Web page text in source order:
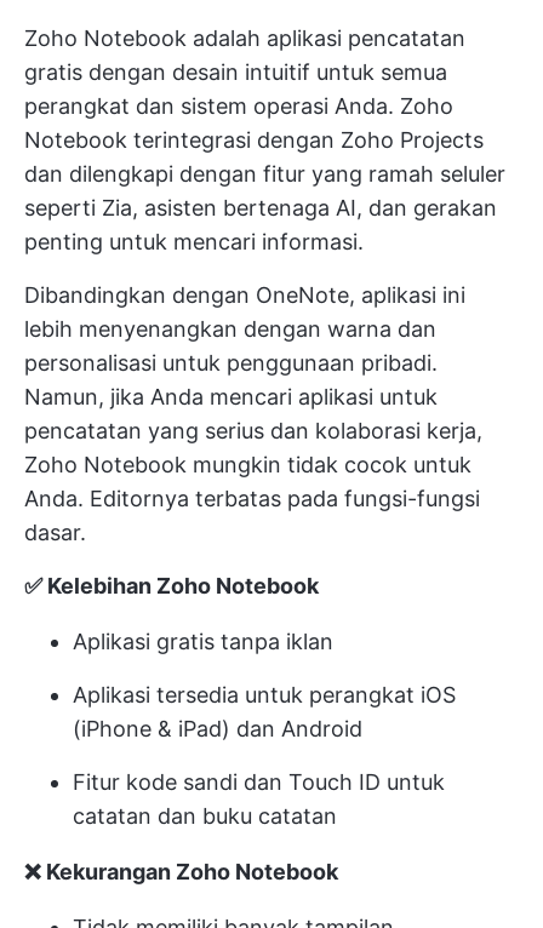
Zoho Notebook adalah aplikasi pencatatan
gratis dengan desain intuitif untuk semua
perangkat dan sistem operasi Anda. Zoho
Notebook terintegrasi dengan Zoho Projects
dan dilengkapi dengan fitur yang ramah seluler
seperti Zia, asisten bertenaga AI, dan gerakan
penting untuk mencari informasi.
Dibandingkan dengan OneNote, aplikasi ini
lebih menyenangkan dengan warna dan
personalisasi untuk penggunaan pribadi.
Namun, jika Anda mencari aplikasi untuk
pencatatan yang serius dan kolaborasi kerja,
Zoho Notebook mungkin tidak cocok untuk
Anda. Editornya terbatas pada fungsi-fungsi
dasar.
✅ Kelebihan Zoho Notebook
Aplikasi gratis tanpa iklan
Aplikasi tersedia untuk perangkat iOS
(iPhone & iPad) dan Android
Fitur kode sandi dan Touch ID untuk
catatan dan buku catatan
❌ Kekurangan Zoho Notebook